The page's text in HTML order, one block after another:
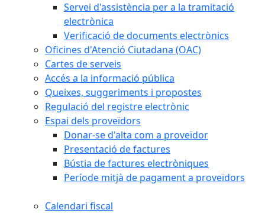
Servei d'assistència per a la tramitació
electrònica
Verificació de documents electrònics
Oficines d'Atenció Ciutadana (OAC)
Cartes de serveis
Accés a la informació pública
Queixes, suggeriments i propostes
Regulació del registre electrònic
Espai dels proveïdors
Donar-se d'alta com a proveïdor
Presentació de factures
Bústia de factures electròniques
Període mitjà de pagament a proveïdors
Calendari fiscal